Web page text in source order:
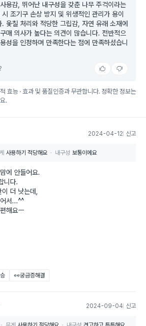
용감, 뛰어난 내구성을 갖춘 나무 주걱이라는
조기구 손상 방지 및 위생적인 관리가 용이
옻칠 처리와 적당한 그립감, 자연 유래 소재에
매 의사가 높다는 의견이 많습니다. 전반적으
성을 인정하며 만족한다는 점에 만족하셨습니
효능 · 효과 및 품질인증과 무관합니다. 정확한 정보는
.
2024-04-12 신고
사용하기 적당해요 내구성 보통이에요
에 안들어요.
니다.
더 낫는데,
서...^^
해요ㅡ
👀궁금증해결
2024-09-04 신고